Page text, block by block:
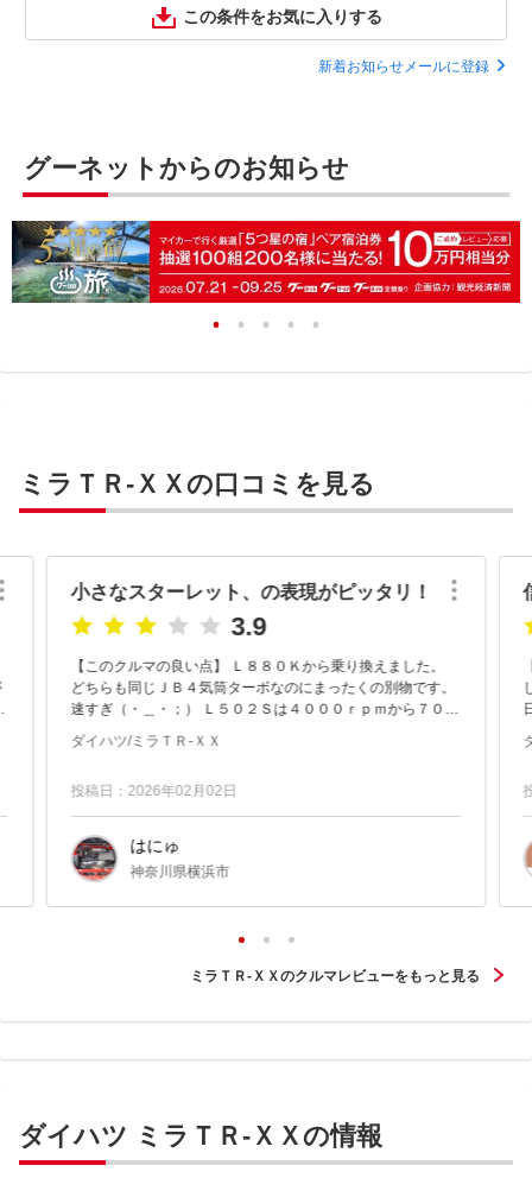
この条件をお気に入りする
新着お知らせメールに登録
グーネットからのお知らせ
ミラＴＲ-ＸＸの口コミを見る
小さなスターレット、の表現がピッタリ！
3.9
【このクルマの良い点】 Ｌ８８０Ｋから乗り換えました。
どちらも同じＪＢ４気筒ターボなのにまったくの別物です。
速すぎ（・＿・；） Ｌ５０２Ｓは４０００ｒｐｍから７００
０ｒｐｍまでトルクが出ます。 上の回転でトルクが出るのは
乗っていて...
ダイハツ/ミラＴＲ-ＸＸ
投稿日：2026年02月02日
はにゅ
神奈川県横浜市
ミラＴＲ-ＸＸのクルマレビューをもっと見る
ダイハツ ミラＴＲ-ＸＸの情報